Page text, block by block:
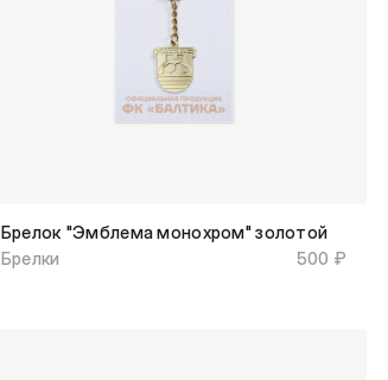
Брелок "Эмблема монохром" золотой
Брелки
500 ₽